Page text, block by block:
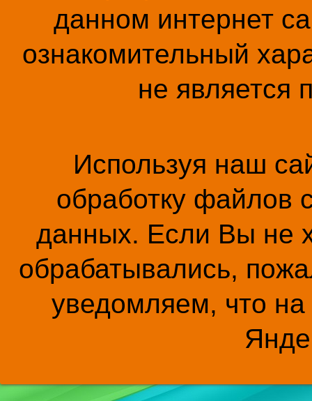
данном интернет
ознакомительный
не является
Используя наш
обработку файлов
данных. Если Вы не
обрабатывались,
уведомляем, что на